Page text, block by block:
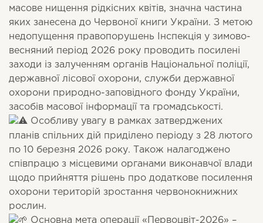
масове нищення рідкісних квітів, значна частина
яких занесена до Червоної книги України. З метою
недопущення правопорушень Інспекція у зимово-
весняний період 2026 року проводить посилені
заходи із залученням органів Національної поліції,
державної лісової охорони, служби державної
охорони природно-заповідного фонду України,
засобів масової інформації та громадськості.
Особливу увагу в рамках затверджених
планів спільних дій приділено періоду з 28 лютого
по 10 березня 2026 року. Також налагоджено
співпрацю з місцевими органами виконавчої влади
щодо прийняття рішень про додаткове посилення
охорони територій зростання червонокнижних
рослин.
Основна мета операції «Первоцвіт-2026» –